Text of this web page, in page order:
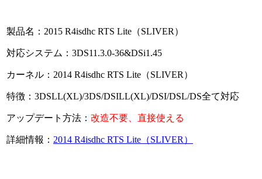
製品名：2015 R4isdhc RTS Lite（SLIVER）
対応システム：3DS11.3.0-36&DSi1.45
カーネル：2014 R4isdhc RTS Lite（SLIVER）
特徴：3DSLL(XL)/3DS/DSILL(XL)/DSI/DSL/DS全て対応
アップデート方法： 改造不要、直接使える
詳細情報： 2014 R4isdhc RTS Lite（SLIVER）